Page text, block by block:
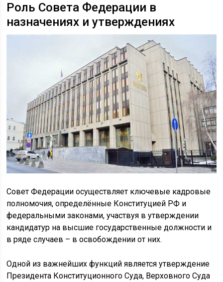
Роль Совета Федерации в
назначениях и утверждениях
Совет Федерации осуществляет ключевые кадровые
полномочия, определённые Конституцией РФ и
федеральными законами, участвуя в утверждении
кандидатур на высшие государственные должности и
в ряде случаев – в освобождении от них.
Одной из важнейших функций является утверждение
Президента Конституционного Суда, Верховного Суда